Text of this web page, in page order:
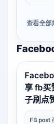
查看全部
享 fb买
子刷点
FB post